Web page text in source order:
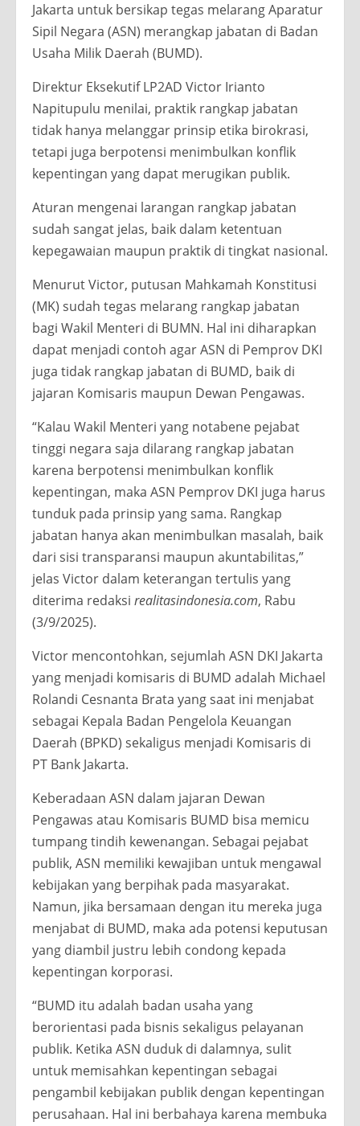
Jakarta untuk bersikap tegas melarang Aparatur
Sipil Negara (ASN) merangkap jabatan di Badan
Usaha Milik Daerah (BUMD).
Direktur Eksekutif LP2AD Victor Irianto
Napitupulu menilai, praktik rangkap jabatan
tidak hanya melanggar prinsip etika birokrasi,
tetapi juga berpotensi menimbulkan konflik
kepentingan yang dapat merugikan publik.
Aturan mengenai larangan rangkap jabatan
sudah sangat jelas, baik dalam ketentuan
kepegawaian maupun praktik di tingkat nasional.
Menurut Victor, putusan Mahkamah Konstitusi
(MK) sudah tegas melarang rangkap jabatan
bagi Wakil Menteri di BUMN. Hal ini diharapkan
dapat menjadi contoh agar ASN di Pemprov DKI
juga tidak rangkap jabatan di BUMD, baik di
jajaran Komisaris maupun Dewan Pengawas.
“Kalau Wakil Menteri yang notabene pejabat
tinggi negara saja dilarang rangkap jabatan
karena berpotensi menimbulkan konflik
kepentingan, maka ASN Pemprov DKI juga harus
tunduk pada prinsip yang sama. Rangkap
jabatan hanya akan menimbulkan masalah, baik
dari sisi transparansi maupun akuntabilitas,”
jelas Victor dalam keterangan tertulis yang
diterima redaksi realitasindonesia.com, Rabu
(3/9/2025).
Victor mencontohkan, sejumlah ASN DKI Jakarta
yang menjadi komisaris di BUMD adalah Michael
Rolandi Cesnanta Brata yang saat ini menjabat
sebagai Kepala Badan Pengelola Keuangan
Daerah (BPKD) sekaligus menjadi Komisaris di
PT Bank Jakarta.
Keberadaan ASN dalam jajaran Dewan
Pengawas atau Komisaris BUMD bisa memicu
tumpang tindih kewenangan. Sebagai pejabat
publik, ASN memiliki kewajiban untuk mengawal
kebijakan yang berpihak pada masyarakat.
Namun, jika bersamaan dengan itu mereka juga
menjabat di BUMD, maka ada potensi keputusan
yang diambil justru lebih condong kepada
kepentingan korporasi.
“BUMD itu adalah badan usaha yang
berorientasi pada bisnis sekaligus pelayanan
publik. Ketika ASN duduk di dalamnya, sulit
untuk memisahkan kepentingan sebagai
pengambil kebijakan publik dengan kepentingan
perusahaan. Hal ini berbahaya karena membuka